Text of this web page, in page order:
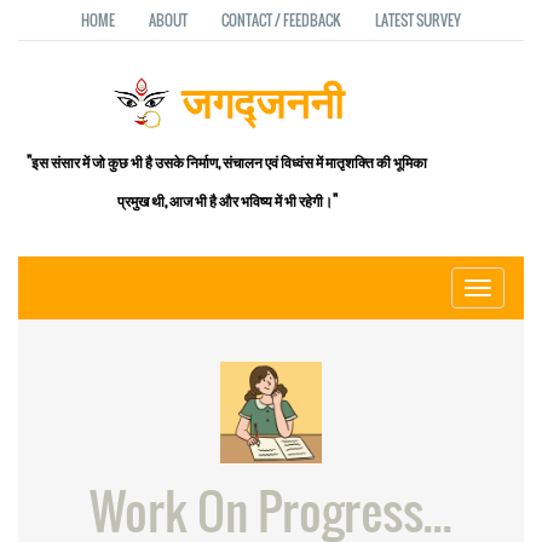
HOME ABOUT CONTACT / FEEDBACK LATEST SURVEY
जगद्जननी
"इस संसार में जो कुछ भी है उसके निर्माण, संचालन एवं विध्वंस में मातृशक्ति की भूमिका
प्रमुख थी, आज भी है और भविष्य में भी रहेगी।"
Toggle
Work On Progress...